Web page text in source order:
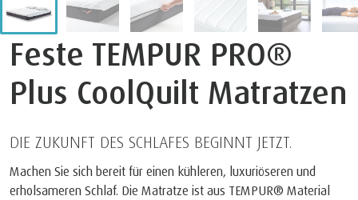
Feste TEMPUR PRO®
Plus CoolQuilt Matratzen
DIE ZUKUNFT DES SCHLAFES BEGINNT JETZT.
Machen Sie sich bereit für einen kühleren, luxuriöseren und
erholsameren Schlaf. Die Matratze ist aus TEMPUR® Material